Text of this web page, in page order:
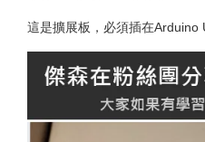
這是擴展板，必須插在Arduino